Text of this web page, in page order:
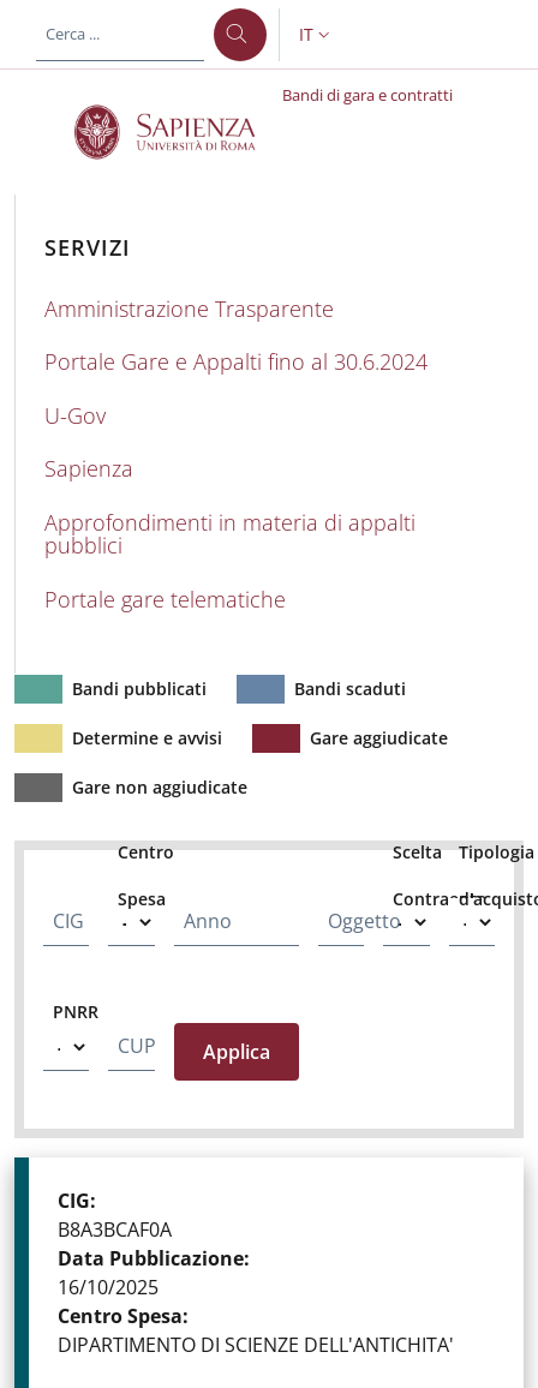
al contenuto principale
SELETTORE LINGUA:
IT
Bandi di gara e contratti
Bandi di gara e
SERVIZI
Amministrazione Trasparente
Portale Gare e Appalti fino al 30.6.2024
U-Gov
Sapienza
Approfondimenti in materia di appalti
pubblici
Portale gare telematiche
Bandi pubblicati Bandi scaduti
Determine e avvisi Gare aggiudicate
Gare non aggiudicate
CIG
Centro
Spesa
Anno Oggetto
Scelta
Contraente
Tipologia
PNRR
CUP
CIG:
B8A3BCAF0A
Data Pubblicazione:
16/10/2025
Centro Spesa:
DIPARTIMENTO DI SCIENZE DELL'ANTICHITA'